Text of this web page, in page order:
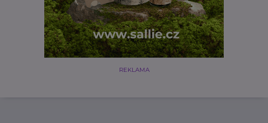
REKLAMA